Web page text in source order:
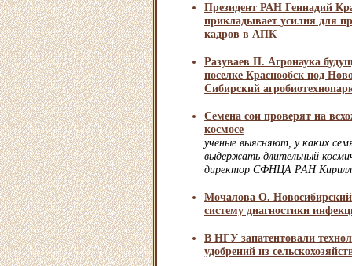
Президент РАН Геннадий
прикладывает усилия для
кадров в АПК
Разуваев П. Агронаука
поселке Краснообск под
Сибирский
Семена сои проверят на
космосе
ученые выясняют, у каких
выдержать длительный
директор СФНЦА РАН Кирилл
Мочалова О. Новосибирский
систему диагностики
В НГУ запатентовали
удобрений из